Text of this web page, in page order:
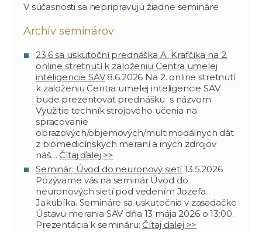
V súčasnosti sa nepripravujú žiadne semináre.
Archív seminárov
23.6 sa uskutoční prednáška A. Krafčíka na 2.
online stretnutí k založeniu Centra umelej
inteligencie SAV 8.6.2026 Na 2. online stretnutí
k založeniu Centra umelej inteligencie SAV
bude prezentovať prednášku s názvom
Využitie techník strojového učenia na
spracovanie
obrazových/objemových/multimodálnych dát
z biomedicínskych meraní a iných zdrojov
náš…Čítaj ďalej >>
Seminár: Úvod do neuronový sietí 13.5.2026
Pozývame vás na seminár Úvod do
neuronových sietí pod vedením Jozefa
Jakubíka. Semináre sa uskutočnia v zasadačke
Ústavu merania SAV dňa 13 mája 2026 o 13:00.
Prezentácia k semináru:Čítaj ďalej >>